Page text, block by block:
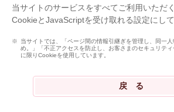
当サイトのサービスをすべてご利用いただ
CookieとJavaScriptを受け取れる設定にして
当サイトでは、「ページ間の情報引継ぎを管理し、同一
め。」「不正アクセスを防止し、お客さまのセキュリテ
に限りCookieを使用しています。